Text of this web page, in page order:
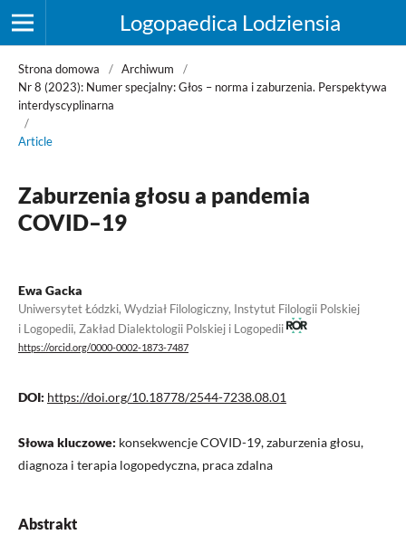
Logopaedica Lodziensia
Strona domowa / Archiwum
/
Nr 8 (2023): Numer specjalny: Głos – norma i zaburzenia. Perspektywa
interdyscyplinarna
/
Article
Zaburzenia głosu a pandemia
COVID–19
Ewa Gacka
Uniwersytet Łódzki, Wydział Filologiczny, Instytut Filologii Polskiej
i Logopedii, Zakład Dialektologii Polskiej i Logopedii
https://orcid.org/0000-0002-1873-7487
DOI: https://doi.org/10.18778/2544-7238.08.01
Słowa kluczowe: konsekwencje COVID-19, zaburzenia głosu,
diagnoza i terapia logopedyczna, praca zdalna
Abstrakt